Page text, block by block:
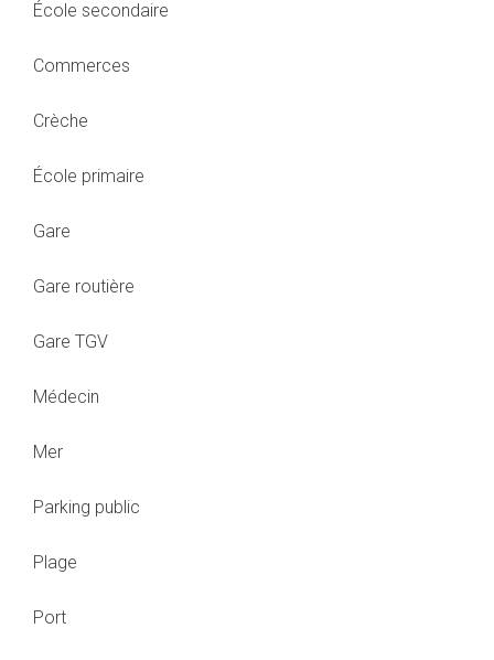
École secondaire
Commerces
Crèche
École primaire
Gare
Gare routière
Gare TGV
Médecin
Mer
Parking public
Plage
Port